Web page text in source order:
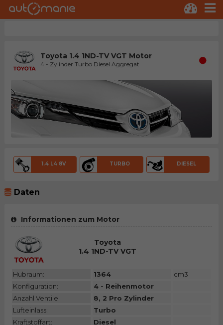
Toyota 1.4 1ND-TV VGT Motor
4 - Zylinder Turbo Diesel Aggregat
1.4 L4 8V TURBO DIESEL
Daten
Informationen zum Motor
Toyota
1.4 1ND-TV VGT
Hubraum: 1364
cm3
Konfiguration:
4 - Reihenmotor
Anzahl Ventile:
8, 2 Pro Zylinder
Lufteinlass:
Turbo
Kraftstoffart:
Diesel